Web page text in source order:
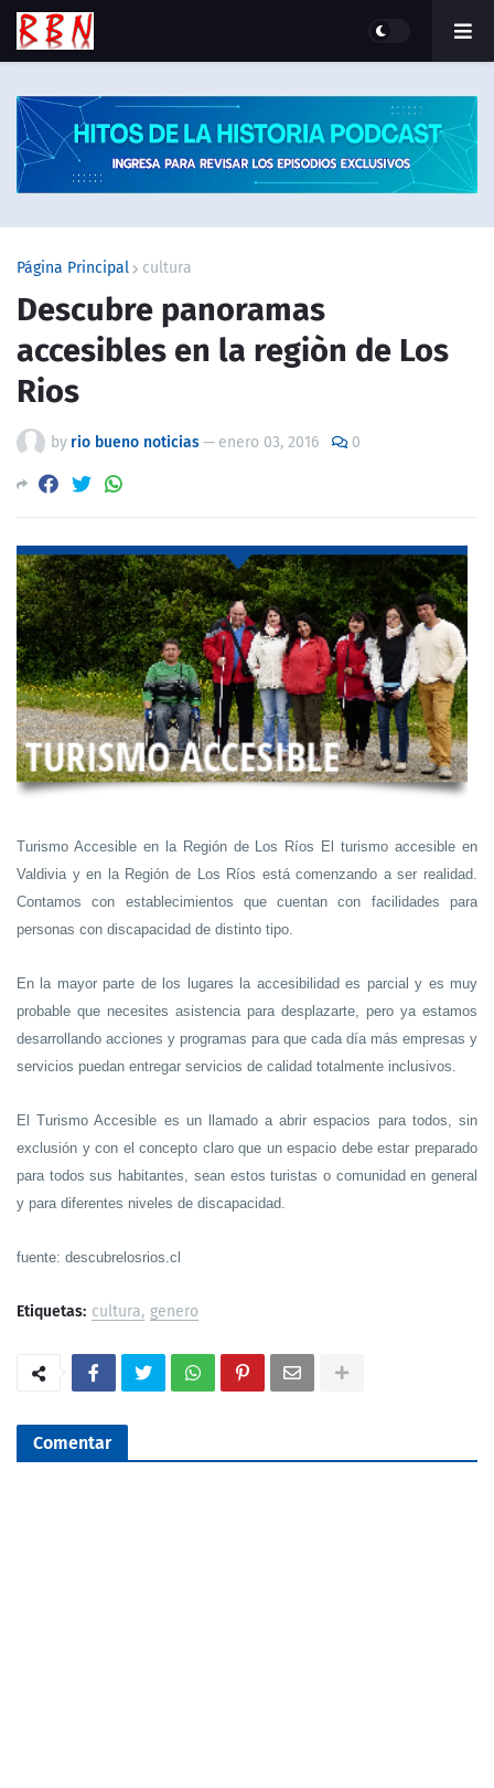
Página Principal cultura
Descubre panoramas
accesibles en la regiòn de Los
Rios
by rio bueno noticias— enero 03, 2016 0
Turismo Accesible en la Región de Los Ríos El turismo accesible en
Valdivia y en la Región de Los Ríos está comenzando a ser realidad.
Contamos con establecimientos que cuentan con facilidades para
personas con discapacidad de distinto tipo.
En la mayor parte de los lugares la accesibilidad es parcial y es muy
probable que necesites asistencia para desplazarte, pero ya estamos
desarrollando acciones y programas para que cada día más empresas y
servicios puedan entregar servicios de calidad totalmente inclusivos.
El Turismo Accesible es un llamado a abrir espacios para todos, sin
exclusión y con el concepto claro que un espacio debe estar preparado
para todos sus habitantes, sean estos turistas o comunidad en general
y para diferentes niveles de discapacidad.
fuente: descubrelosrios.cl
Etiquetas: cultura genero
Comentar